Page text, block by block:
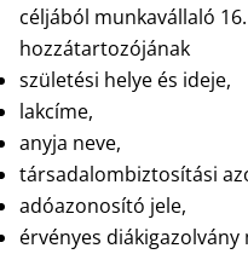
céljából munkavállaló
hozzátartozójának
születési helye és ideje,
lakcíme,
anyja neve,
társadalombiztosítási
adóazonosító jele,
érvényes